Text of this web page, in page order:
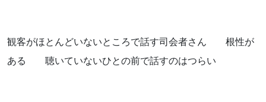
観客がほとんどいないところで話す司会者さん 根性が
ある 聴いていないひとの前で話すのはつらい